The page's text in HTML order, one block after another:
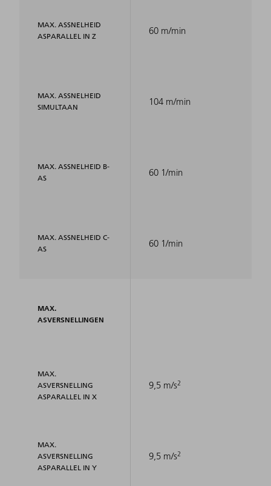
MAX. ASSNELHEID
ASPARALLEL IN Z
MAX. ASSNELHEID
SIMULTAAN
MAX. ASSNELHEID B-
AS
MAX. ASSNELHEID C-
AS
MAX.
ASVERSNELLINGEN
MAX.
ASVERSNELLING
ASPARALLEL IN X
MAX.
ASVERSNELLING
ASPARALLEL IN Y
60 m/min
104 m/min
60 1/min
60 1/min
9,5 m/s2
9,5 m/s2